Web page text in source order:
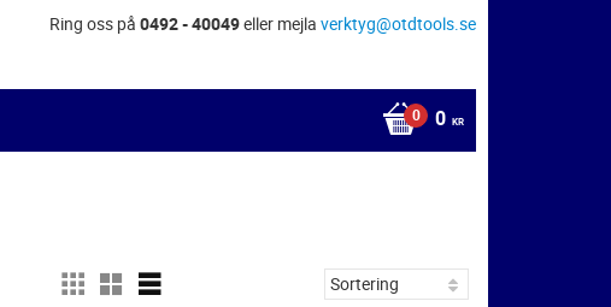
Ring oss på 0492 - 40049eller mejla verktyg@otdtools.se
0 KR